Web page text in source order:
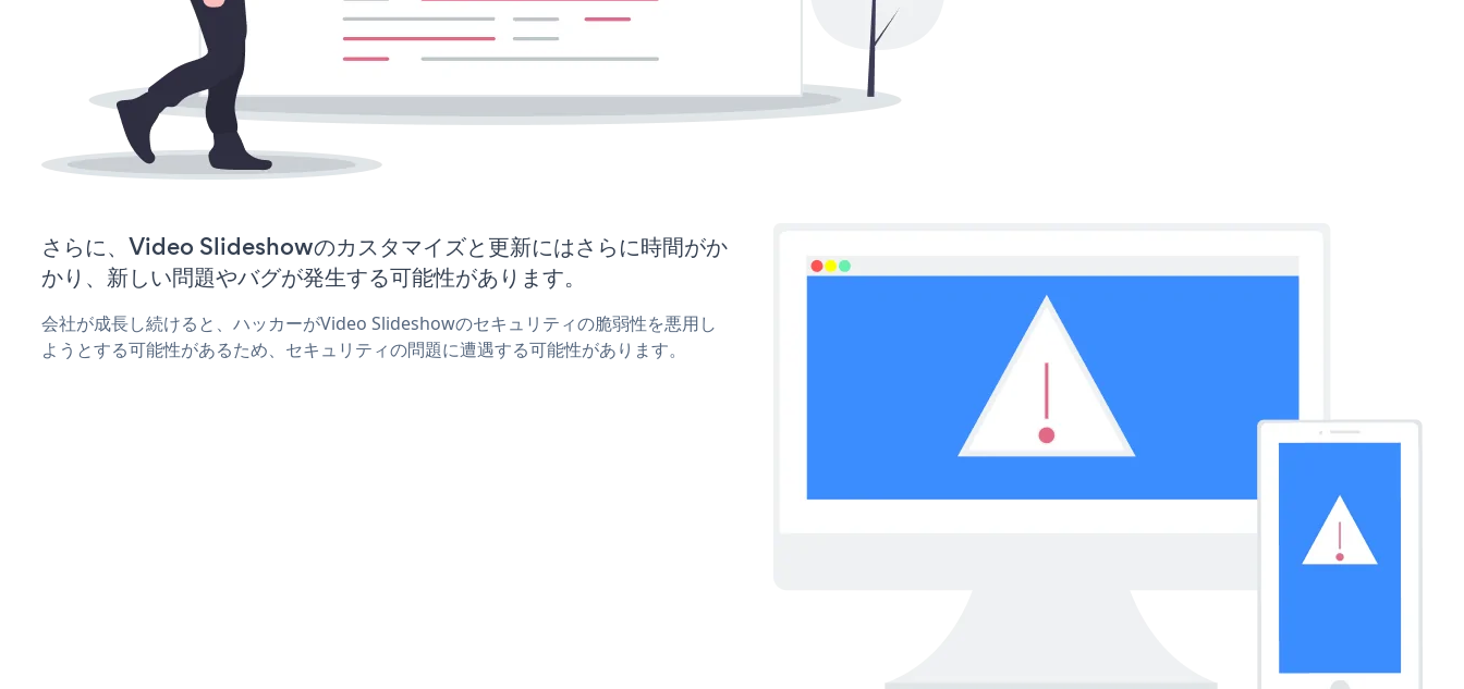
さらに、Video Slideshowのカスタマイズと更新にはさらに時間がか
かり、新しい問題やバグが発生する可能性があります。
会社が成長し続けると、ハッカーがVideo Slideshowのセキュリティの脆弱性を悪用し
ようとする可能性があるため、セキュリティの問題に遭遇する可能性があります。